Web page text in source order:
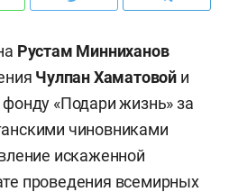
Рустам Минниханов
Чулпан Хаматовой и
«Подари жизнь» за
чиновниками
искаженной
проведения всемирных